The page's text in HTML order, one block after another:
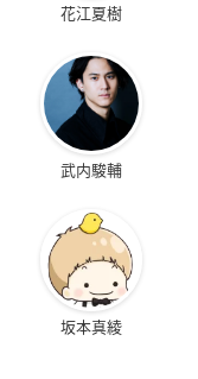
花江夏樹
武内駿輔
坂本真綾